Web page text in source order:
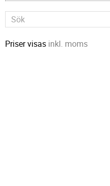
Priser visas inkl. moms